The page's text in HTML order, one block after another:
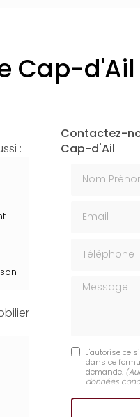
Cap-d'Ail
:
Contactez-
Cap-d'Ail
Message
J'autorise ce
dans ce
demande.
données